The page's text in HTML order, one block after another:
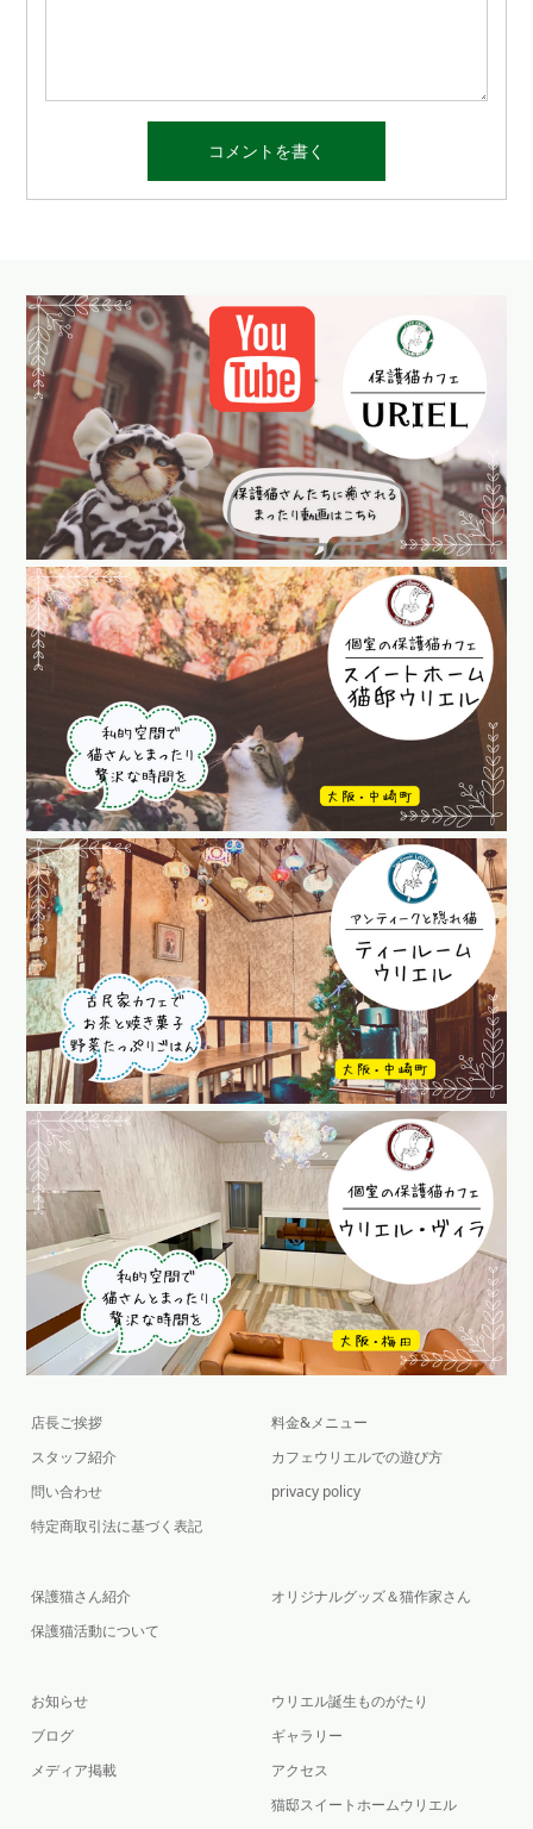
店長ご挨拶
スタッフ紹介
問い合わせ
特定商取引法に基づく表記
料金&メニュー
カフェウリエルでの遊び方
privacy policy
保護猫さん紹介
保護猫活動について
オリジナルグッズ＆猫作家さん
お知らせ
ブログ
メディア掲載
ウリエル誕生ものがたり
ギャラリー
アクセス
猫邸スイートホームウリエル